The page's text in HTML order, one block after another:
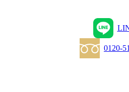
0120-